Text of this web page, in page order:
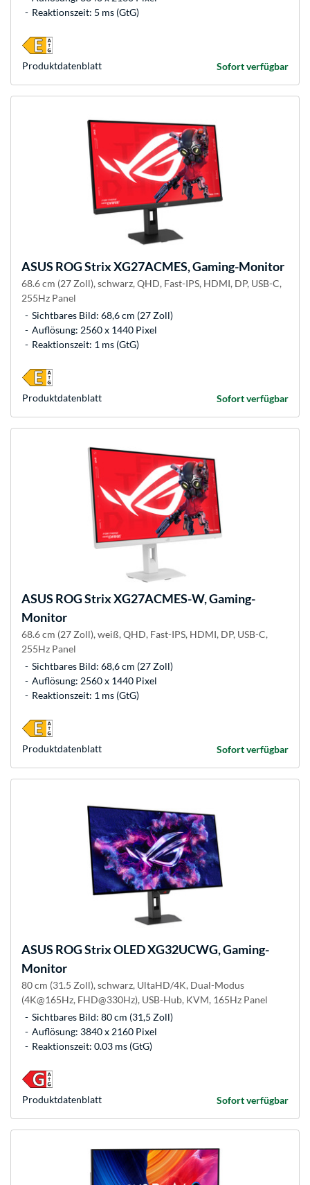
Reaktionszeit: 5 ms (GtG)
Sofort verfügbar
Produkt­datenblatt
ASUS ROG Strix XG27ACMES, Gaming-Monitor
68.6 cm (27 Zoll), schwarz, QHD, Fast-IPS, HDMI, DP, USB-C,
255Hz Panel
Sichtbares Bild: 68,6 cm (27 Zoll)
Auflösung: 2560 x 1440 Pixel
Reaktionszeit: 1 ms (GtG)
Sofort verfügbar
Produkt­datenblatt
ASUS ROG Strix XG27ACMES-W, Gaming-
Monitor
68.6 cm (27 Zoll), weiß, QHD, Fast-IPS, HDMI, DP, USB-C,
255Hz Panel
Sichtbares Bild: 68,6 cm (27 Zoll)
Auflösung: 2560 x 1440 Pixel
Reaktionszeit: 1 ms (GtG)
Sofort verfügbar
Produkt­datenblatt
ASUS ROG Strix OLED XG32UCWG, Gaming-
Monitor
80 cm (31.5 Zoll), schwarz, UltaHD/4K, Dual-Modus
(4K@165Hz, FHD@330Hz), USB-Hub, KVM, 165Hz Panel
Sichtbares Bild: 80 cm (31,5 Zoll)
Auflösung: 3840 x 2160 Pixel
Reaktionszeit: 0.03 ms (GtG)
Sofort verfügbar
Produkt­datenblatt